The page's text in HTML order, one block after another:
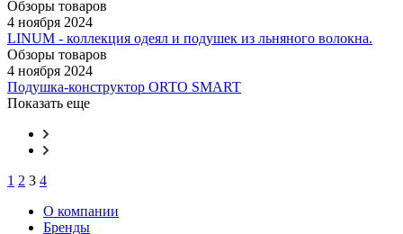
Обзоры товаров
4 ноября 2024
LINUM - коллекция одеял и подушек из льняного волокна.
Обзоры товаров
4 ноября 2024
Подушка-конструктор ORTO SMART
Показать еще
1 2 3 4
О компании
Бренды